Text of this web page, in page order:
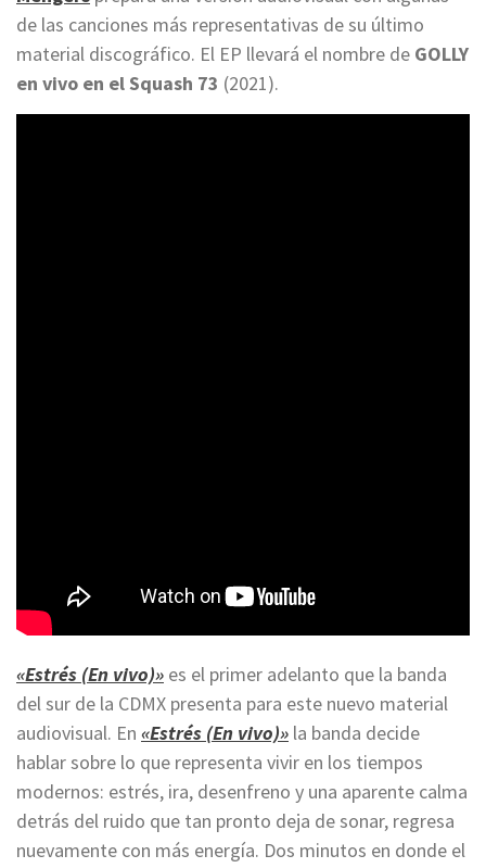
de las canciones más representativas de su último
material discográfico. El EP llevará el nombre de GOLLY
en vivo en el Squash 73 (2021).
«Estrés (En vivo)» es el primer adelanto que la banda
del sur de la CDMX presenta para este nuevo material
audiovisual. En «Estrés (En vivo)» la banda decide
hablar sobre lo que representa vivir en los tiempos
modernos: estrés, ira, desenfreno y una aparente calma
detrás del ruido que tan pronto deja de sonar, regresa
nuevamente con más energía. Dos minutos en donde el